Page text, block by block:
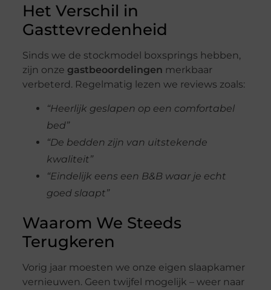
Het Verschil in
Gasttevredenheid
Sinds we de stockmodel boxsprings hebben,
zijn onze gastbeoordelingen merkbaar
verbeterd. Regelmatig lezen we reviews zoals:
“Heerlijk geslapen op een comfortabel
bed”
“De bedden zijn van uitstekende
kwaliteit”
“Eindelijk eens een B&B waar je echt
goed slaapt”
Waarom We Steeds
Terugkeren
Vorig jaar moesten we onze eigen slaapkamer
vernieuwen. Geen twijfel mogelijk – weer naar